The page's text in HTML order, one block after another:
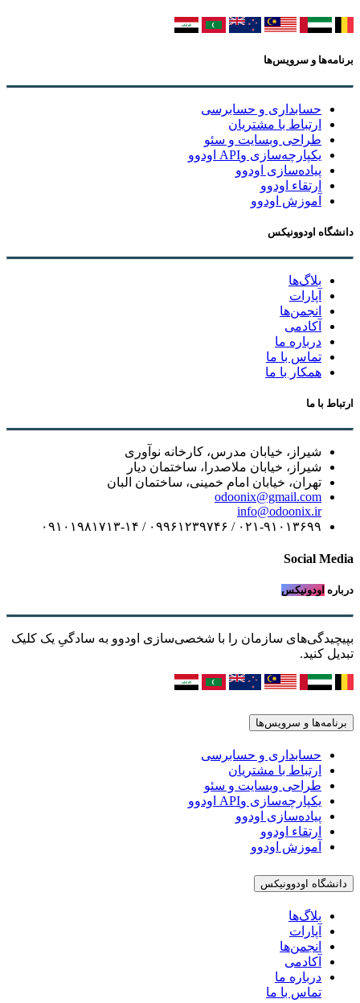
برنامه‌ها و سرویس‌ها
حسابداری و حسابرسی
ارتباط با مشتریان
طراحی وبسایت و سئو
یکپارچه‌سازی وAPI اودوو
پیاده‌سازی اودوو
ارتقاء اودوو
آموزش اودوو
دانشگاه اودوونیکس
بلاگ‌ها
آپارات
انجمن‌ها
آکادمی
درباره ما
تماس با ما
همکار با ما
ارتباط با ما
شیراز، خیابان مدرس، کارخانه نوآوری
شیراز، خیابان ملاصدرا، ساختمان دیار
تهران، خیابان امام خمینی، ساختمان البان
odoonix@gmail.com
info@odoonix.ir
۰۲۱-۹۱۰۱۳۶۹۹ / ۰۹۹۶۱۲۳۹۷۴۶ / ۰۹۱۰۱۹۸۱۷۱۳-۱۴
Social Media
درباره اودونیکس
بپیچیدگی‌های سازمان را با شخصی‌سازی اودوو به سادگیِ یک کلیک
تبدیل کنید.
برنامه‌ها و سرویس‌ها
حسابداری و حسابرسی
ارتباط با مشتریان
طراحی وبسایت و سئو
یکپارچه‌سازی وAPI اودوو
پیاده‌سازی اودوو
ارتقاء اودوو
آموزش اودوو
دانشگاه اودوونیکس
بلاگ‌ها
آپارات
انجمن‌ها
آکادمی
درباره ما
تماس با ما